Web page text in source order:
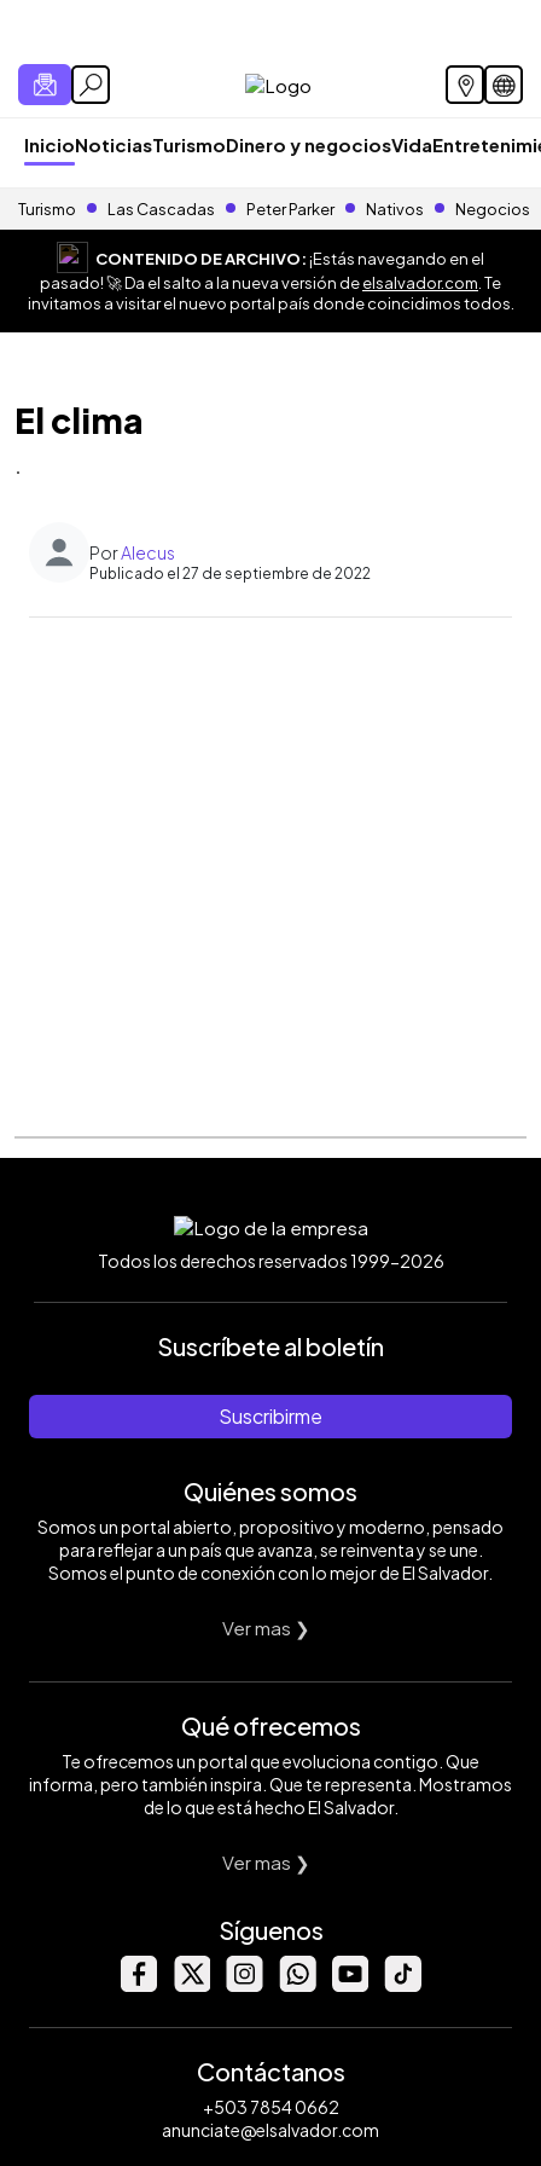
InicioNoticiasTurismoDinero y negociosVida
Turismo Las Cascadas Peter Parker Nativos Negocios
CONTENIDO DE ARCHIVO:¡Estás navegando en el
pasado! 🚀 Da el salto a la nueva versión deelsalvador.com . Te
invitamos a visitar el nuevo portal país donde coincidimos todos.
El clima
.
PorAlecus
Publicado el 27 de septiembre de 2022
Todos los derechos reservados 1999-2026
Suscríbete al boletín
Suscribirme
Quiénes somos
Somos un portal abierto, propositivo y moderno, pensado
para reflejar a un país que avanza, se reinventa y se une.
Somos el punto de conexión con lo mejor de El Salvador.
Ver mas ❯
Qué ofrecemos
Te ofrecemos un portal que evoluciona contigo. Que
informa, pero también inspira. Que te representa. Mostramos
de lo que está hecho El Salvador.
Ver mas ❯
Síguenos
Contáctanos
+503 7854 0662
anunciate@elsalvador.com